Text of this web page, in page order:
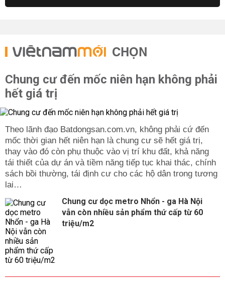
CHỌN
Chung cư đến mốc niên hạn không phải
hết giá trị
Theo lãnh đạo Batdongsan.com.vn, không phải cứ đến
mốc thời gian hết niên hạn là chung cư sẽ hết giá trị,
thay vào đó còn phụ thuộc vào vị trí khu đất, khả năng
tái thiết của dự án và tiềm năng tiếp tục khai thác, chính
sách bồi thường, tái định cư cho các hộ dân trong tương
lai…
Chung cư dọc metro Nhổn - ga Hà Nội
vẫn còn nhiều sản phẩm thứ cấp từ 60
triệu/m2